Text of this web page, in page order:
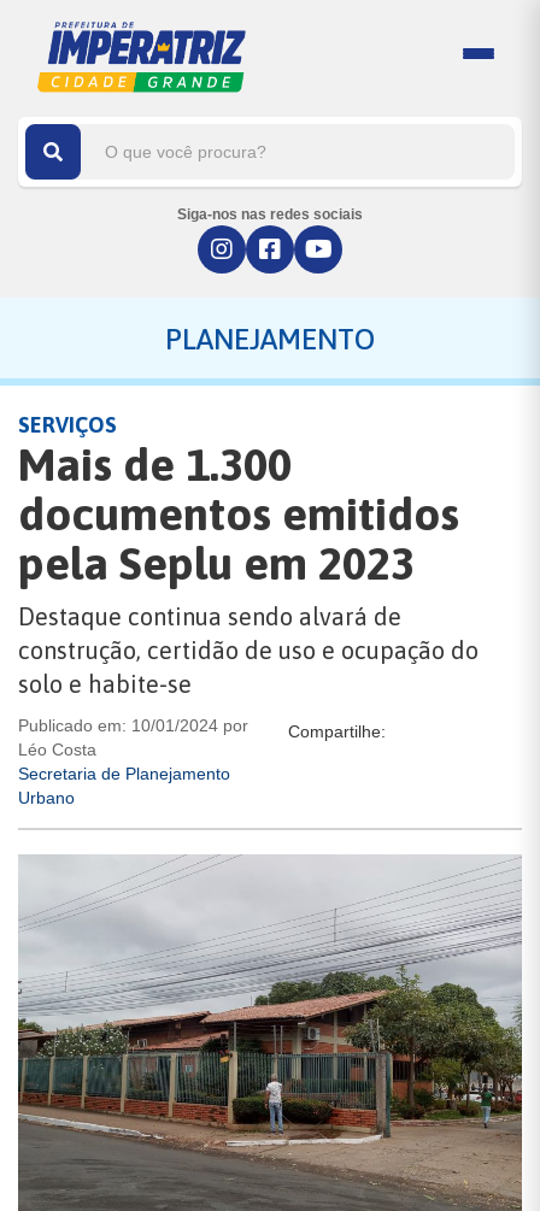
Siga-nos nas redes sociais
PLANEJAMENTO
SERVIÇOS
Mais de 1.300
documentos emitidos
pela Seplu em 2023
​​​​​​​Destaque continua sendo alvará de
construção, certidão de uso e ocupação do
solo e habite-se
Publicado em: 10/01/2024 por
Léo Costa
Secretaria de Planejamento
Urbano
Compartilhe: